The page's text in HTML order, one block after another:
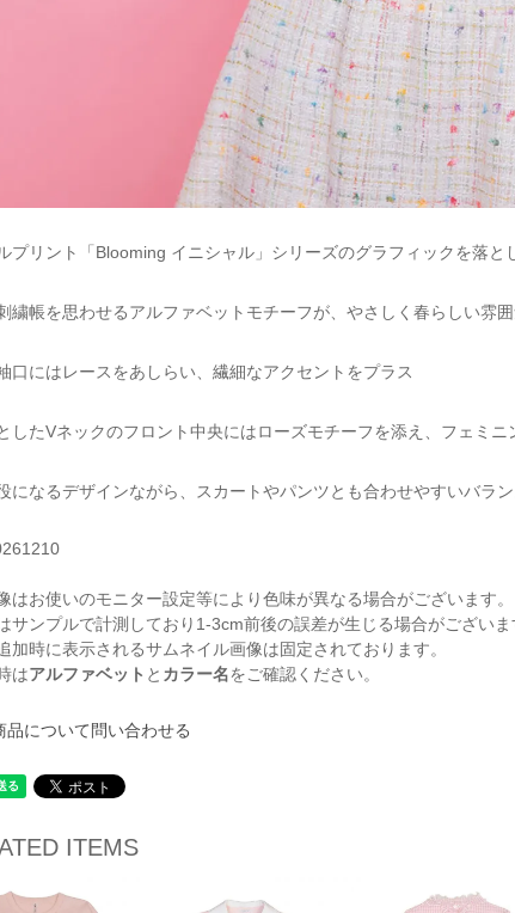
プリント「Blooming イニシャル」シリーズのグラフィックを落と
繍帳を思わせるアルファベットモチーフが、やさしく春らしい雰
口にはレースをあしらい、繊細なアクセントをプラス
したVネックのフロント中央にはローズモチーフを添え、フェミニ
になるデザインながら、スカートやパンツとも合わせやすいバラ
はお使いのモニター設定等により色味が異なる場合がございます。
サンプルで計測しており1-3cm前後の誤差が生じる場合がございま
加時に表示されるサムネイル画像は固定されております。
はアルファベット と カラー名をご確認ください。
品について問い合わせる
ITEMS